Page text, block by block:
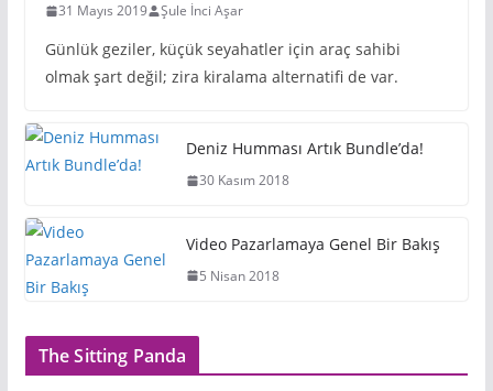
31 Mayıs 2019 Şule İnci Aşar
Günlük geziler, küçük seyahatler için araç sahibi
olmak şart değil; zira kiralama alternatifi de var.
Deniz Humması Artık Bundle’da!
30 Kasım 2018
Video Pazarlamaya Genel Bir Bakış
5 Nisan 2018
The Sitting Panda